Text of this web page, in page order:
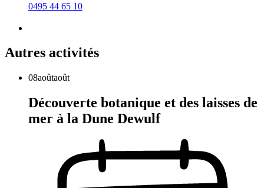
0495 44 65 10
Autres activités
08aoûtaoût
Découverte botanique et des laisses de
mer à la Dune Dewulf